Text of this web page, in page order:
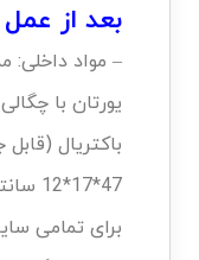
بعد از عمل
– مواد داخلی:
یورتان با
باکتریال
برای تمامی